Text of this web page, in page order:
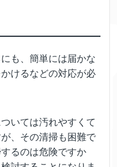
も、簡単には届かな
けるなどの対応が必
いては汚れやすくて
、その清掃も困難で
るのは危険ですか